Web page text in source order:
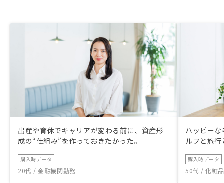
出産や育休でキャリアが変わる前に、資産形
成の“仕組み”を作っておきたかった。
購入時データ
20代 / 金融機関勤務
ハッピー
ルフと旅
購入時データ
50代 / 化粧